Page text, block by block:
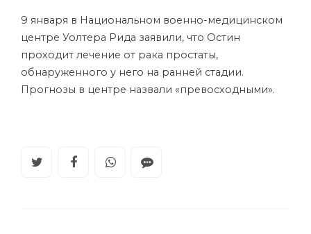
9 января в Национальном военно-медицинском
центре Уолтера Рида заявили, что Остин
проходит лечение от рака простаты,
обнаруженного у него на ранней стадии.
Прогнозы в центре назвали «превосходными».